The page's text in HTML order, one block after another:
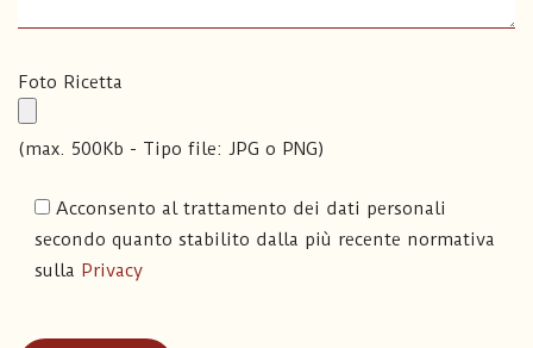
Foto Ricetta
(max. 500Kb - Tipo file: JPG o PNG)
Acconsento al trattamento dei dati personali
secondo quanto stabilito dalla più recente normativa
sulla Privacy